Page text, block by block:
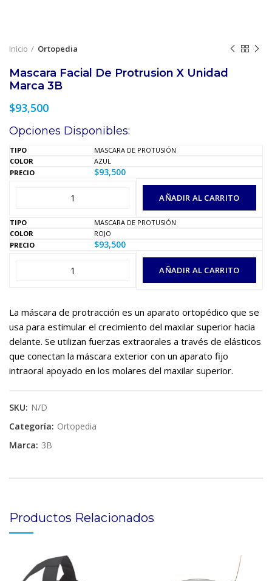
Inicio Ortopedia
Mascara Facial De Protrusion X Unidad
Marca 3B
$93,500
Opciones Disponibles:
MASCARA DE PROTUSIÓN
AZUL
$93,500
AÑADIR AL CARRITO
MASCARA DE PROTUSIÓN
ROJO
$93,500
AÑADIR AL CARRITO
La máscara de protracción es un aparato ortopédico que se
usa para estimular el crecimiento del maxilar superior hacia
delante. Se utilizan fuerzas extraorales a través de elásticos
que conectan la máscara exterior con un aparato fijo
intraoral apoyado en los molares del maxilar superior.
SKU: N/D
Categoría: Ortopedia
Marca: 3B
Productos Relacionados